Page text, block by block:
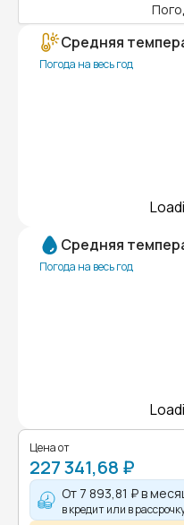
Средняя
Погода на весь год
Средняя
Погода на весь год
Цена от
227 341,68 ₽
От 7 893,81 ₽в
в кредит или в